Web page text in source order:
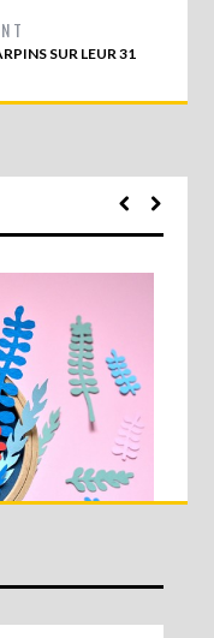
SUR LEUR 31